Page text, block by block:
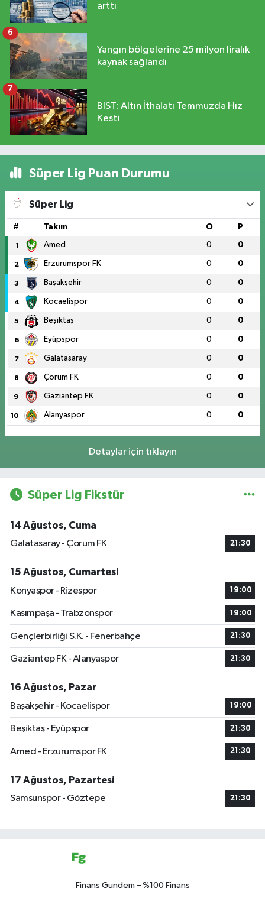
arttı
Yangın bölgelerine 25 milyon liralık
kaynak sağlandı
6
BIST: Altın İthalatı Temmuzda Hız
Kesti
7
Süper Lig Puan Durumu
Süper Lig
# Takım O P
1 Amed 0 0
2 Erzurumspor FK 0 0
3 Başakşehir 0 0
4 Kocaelispor 0 0
5 Beşiktaş 0 0
6 Eyüpspor 0 0
7 Galatasaray 0 0
8 Çorum FK 0 0
9 Gaziantep FK 0 0
10 Alanyaspor 0 0
Detaylar için tıklayın
Süper Lig Fikstür
14 Ağustos, Cuma
Galatasaray - Çorum FK
21:30
15 Ağustos, Cumartesi
Konyaspor - Rizespor
19:00
Kasımpaşa - Trabzonspor 19:00
Gençlerbirliği S.K. - Fenerbahçe 21:30
Gaziantep FK - Alanyaspor 21:30
16 Ağustos, Pazar
Başakşehir - Kocaelispor
19:00
Beşiktaş - Eyüpspor 21:30
Amed - Erzurumspor FK 21:30
17 Ağustos, Pazartesi
Samsunspor - Göztepe
21:30
Finans Gundem – %100 Finans